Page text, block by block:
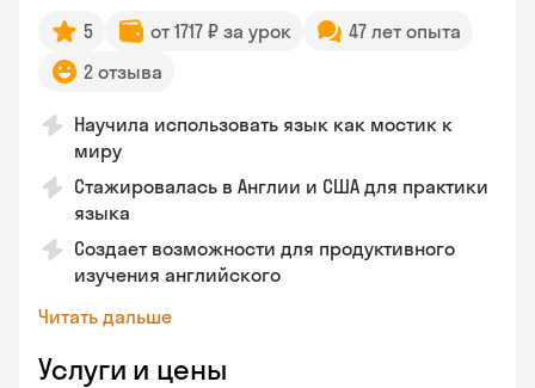
5 от 1717 ₽ за урок
47 лет опыта
2 отзыва
Научила использовать язык как мостик к
миру
Стажировалась в Англии и США для практики
языка
Создает возможности для продуктивного
изучения английского
Читать дальше
Услуги и цены